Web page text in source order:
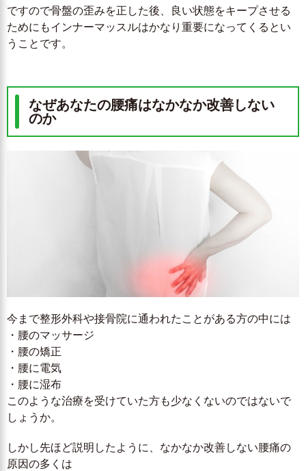
ですので骨盤の歪みを正した後、良い状態をキープさせる
ためにもインナーマッスルはかなり重要になってくるとい
うことです。
なぜあなたの腰痛はなかなか改善しない
のか
今まで整形外科や接骨院に通われたことがある方の中には
・腰のマッサージ
・腰の矯正
・腰に電気
・腰に湿布
このような治療を受けていた方も少なくないのではないで
しょうか。
しかし先ほど説明したように、なかなか改善しない腰痛の
原因の多くは